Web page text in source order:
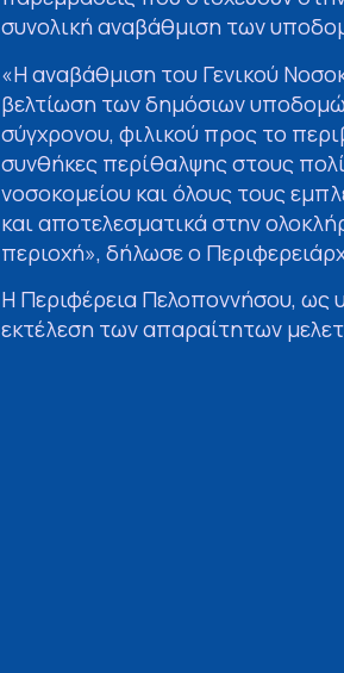
συνολική αναβάθμιση των
«Η αναβάθμιση του Γενικού
βελτίωση των δημόσιων
σύγχρονου, φιλικού προς το
συνθήκες περίθαλψης στους
νοσοκομείου και όλους τους
και αποτελεσματικά στην
περιοχή», δήλωσε ο
Η Περιφέρεια Πελοποννήσου, ως
εκτέλεση των απαραίτητων